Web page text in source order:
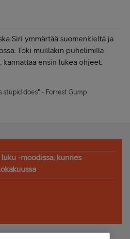
Siri ymmärtää suomenkieltä ja
Toki muillakin puhelimilla
kannattaa ensin lukea ohjeet.
stupid does" - Forrest Gump
-moodissa, kunnes